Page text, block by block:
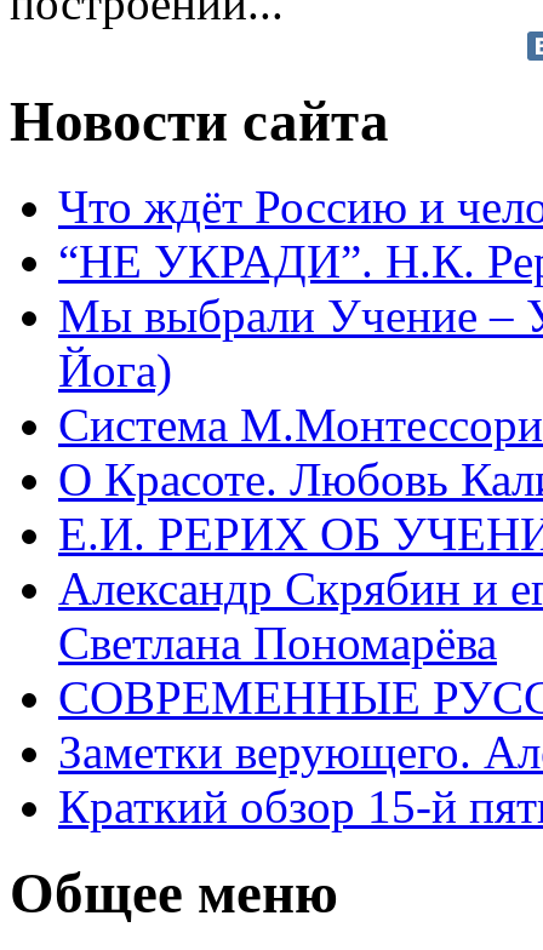
Новости сайта
Что ждёт Россию и
“НЕ УКРАДИ”. Н.К.
Мы выбрали Учение –
Йога)
Система М.Монтессори
О Красоте. Любовь
Е.И. РЕРИХ ОБ
Александр Скрябин и
Светлана Пономарёва
СОВРЕМЕННЫЕ
Заметки верующего.
Краткий обзор 15-й
Общее меню